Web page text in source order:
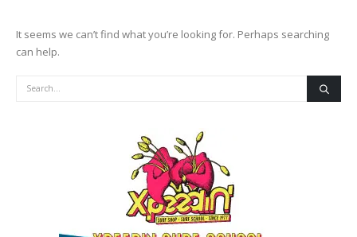
It seems we can’t find what you’re looking for. Perhaps searching
can help.